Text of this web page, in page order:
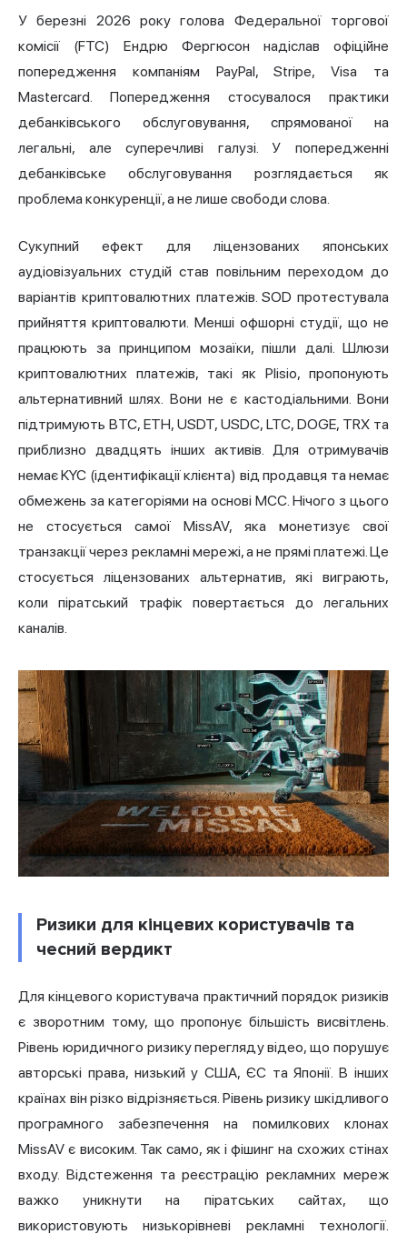
У березні 2026 року голова Федеральної торгової
комісії (FTC) Ендрю Фергюсон надіслав офіційне
попередження компаніям PayPal, Stripe, Visa та
Mastercard. Попередження стосувалося практики
дебанківського обслуговування, спрямованої на
легальні, але суперечливі галузі. У попередженні
дебанківське обслуговування розглядається як
проблема конкуренції, а не лише свободи слова.
Сукупний ефект для ліцензованих японських
аудіовізуальних студій став повільним переходом до
варіантів криптовалютних платежів. SOD протестувала
прийняття криптовалюти. Менші офшорні студії, що не
працюють за принципом мозаїки, пішли далі. Шлюзи
криптовалютних платежів, такі як Plisio, пропонують
альтернативний шлях. Вони не є кастодіальними. Вони
підтримують BTC, ETH, USDT, USDC, LTC, DOGE, TRX та
приблизно двадцять інших активів. Для отримувачів
немає KYC (ідентифікації клієнта) від продавця та немає
обмежень за категоріями на основі MCC. Нічого з цього
не стосується самої MissAV, яка монетизує свої
транзакції через рекламні мережі, а не прямі платежі. Це
стосується ліцензованих альтернатив, які виграють,
коли піратський трафік повертається до легальних
каналів.
Ризики для кінцевих користувачів та
чесний вердикт
Для кінцевого користувача практичний порядок ризиків
є зворотним тому, що пропонує більшість висвітлень.
Рівень юридичного ризику перегляду відео, що порушує
авторські права, низький у США, ЄС та Японії. В інших
країнах він різко відрізняється. Рівень ризику шкідливого
програмного забезпечення на помилкових клонах
MissAV є високим. Так само, як і фішинг на схожих стінах
входу. Відстеження та реєстрацію рекламних мереж
важко уникнути на піратських сайтах, що
використовують низькорівневі рекламні технології.